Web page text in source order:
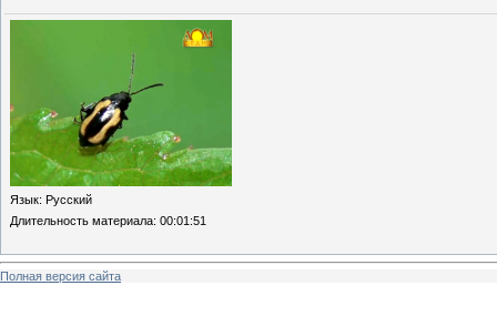
Язык: Русский
Длительность материала: 00:01:51
Полная версия сайта